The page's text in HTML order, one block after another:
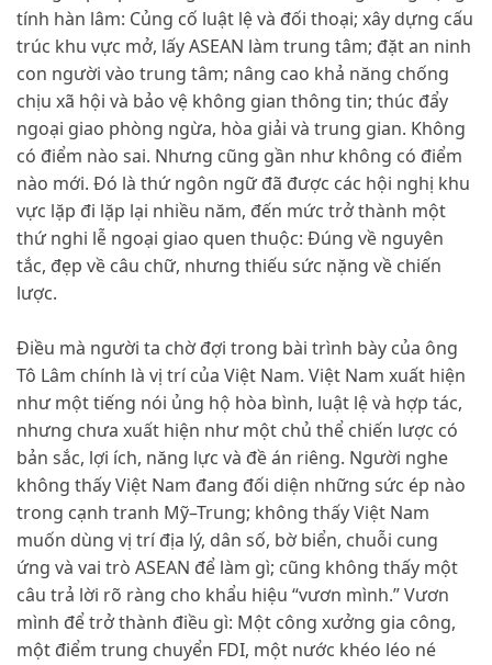
tính hàn lâm: Củng cố luật lệ và đối thoại; xây dựng cấu
trúc khu vực mở, lấy ASEAN làm trung tâm; đặt an ninh
con người vào trung tâm; nâng cao khả năng chống
chịu xã hội và bảo vệ không gian thông tin; thúc đẩy
ngoại giao phòng ngừa, hòa giải và trung gian. Không
có điểm nào sai. Nhưng cũng gần như không có điểm
nào mới. Đó là thứ ngôn ngữ đã được các hội nghị khu
vực lặp đi lặp lại nhiều năm, đến mức trở thành một
thứ nghi lễ ngoại giao quen thuộc: Đúng về nguyên
tắc, đẹp về câu chữ, nhưng thiếu sức nặng về chiến
lược.
Điều mà người ta chờ đợi trong bài trình bày của ông
Tô Lâm chính là vị trí của Việt Nam. Việt Nam xuất hiện
như một tiếng nói ủng hộ hòa bình, luật lệ và hợp tác,
nhưng chưa xuất hiện như một chủ thể chiến lược có
bản sắc, lợi ích, năng lực và đề án riêng. Người nghe
không thấy Việt Nam đang đối diện những sức ép nào
trong cạnh tranh Mỹ–Trung; không thấy Việt Nam
muốn dùng vị trí địa lý, dân số, bờ biển, chuỗi cung
ứng và vai trò ASEAN để làm gì; cũng không thấy một
câu trả lời rõ ràng cho khẩu hiệu “vươn mình.” Vươn
mình để trở thành điều gì: Một công xưởng gia công,
một điểm trung chuyển FDI, một nước khéo léo né